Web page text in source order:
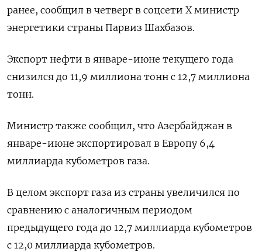
ранее, сообщил в четверг в соцсети Х министр
энергетики страны Парвиз Шахбазов.
Экспорт нефти в январе-июне текущего года
снизился до 11,9 миллиона тонн с 12,7 миллиона
тонн.
Министр также сообщил, что Азербайджан в
январе-июне экспортировал в Европу 6,4
миллиарда кубометров газа.
В целом экспорт газа из страны увеличился по
сравнению с аналогичным периодом
предыдущего года до 12,7 миллиарда кубометров
с 12,0 миллиарда кубометров.